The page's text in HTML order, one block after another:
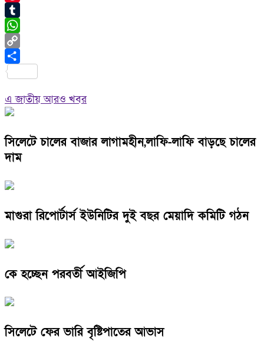
Pinterest
Tumblr
WhatsApp
Copy
Link
এ জাতীয় আরও খবর
সিলেটে চালের বাজার লাগামহীন,লাফি-লাফি বাড়ছে চালের
দাম
মাগুরা রিপোর্টার্স ইউনিটির দুই বছর মেয়াদি কমিটি গঠন
কে হচ্ছেন পরবর্তী আইজিপি
সিলেটে ফের ভারি বৃষ্টিপাতের আভাস